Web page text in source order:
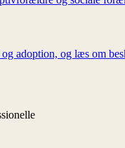
adoption, og læs om